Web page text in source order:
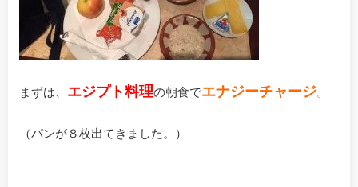
まずは、 エジプト料理の朝食でエナジーチャージ。
（パンが８枚出てきました。）